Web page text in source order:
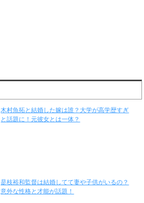
木村魚拓と結婚した嫁は誰？大学が高学歴すぎ
と話題に！元彼女とは一体？
是枝裕和監督は結婚してて妻や子供がいるの？
意外な性格と才能が話題！